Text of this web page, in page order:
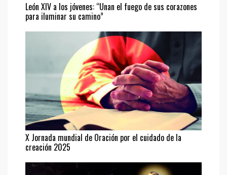
León XIV a los jóvenes: “Unan el fuego de sus corazones
para iluminar su camino”
X Jornada mundial de Oración por el cuidado de la
creación 2025